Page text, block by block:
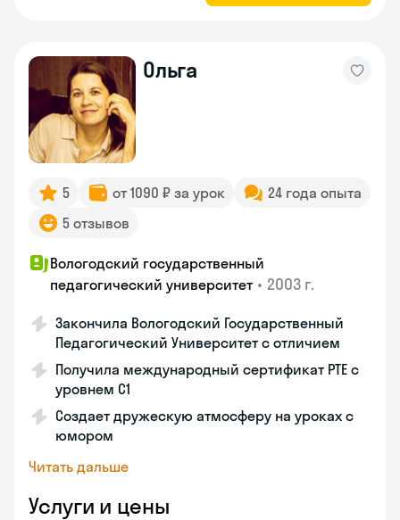
Ольга
5 от 1090 ₽ за урок
24 года опыта
5 отзывов
Вологодский государственный
педагогический университет • 2003 г.
Закончила Вологодский Государственный
Педагогический Университет с отличием
Получила международный сертификат PTE с
уровнем C1
Создает дружескую атмосферу на уроках с
юмором
Читать дальше
Услуги и цены